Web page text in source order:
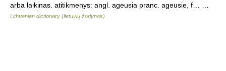
arba laikinas. atitikmenys: angl. ageusia pranc. ageusie, f… …
Lithuanian dictionary (lietuvių žodynas)